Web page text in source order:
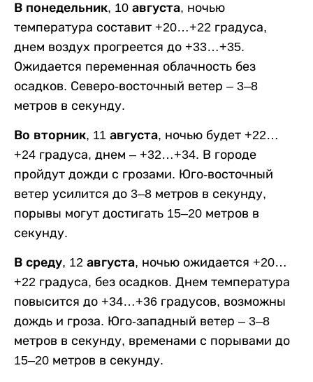
В понедельник, 10 августа, ночью
температура составит +20…+22 градуса,
днем воздух прогреется до +33…+35.
Ожидается переменная облачность без
осадков. Северо-восточный ветер – 3–8
метров в секунду.
Во вторник, 11 августа, ночью будет +22…
+24 градуса, днем – +32…+34. В городе
пройдут дожди с грозами. Юго-восточный
ветер усилится до 3–8 метров в секунду,
порывы могут достигать 15–20 метров в
секунду.
В среду, 12 августа, ночью ожидается +20…
+22 градуса, без осадков. Днем температура
повысится до +34…+36 градусов, возможны
дождь и гроза. Юго-западный ветер – 3–8
метров в секунду, временами с порывами до
15–20 метров в секунду.